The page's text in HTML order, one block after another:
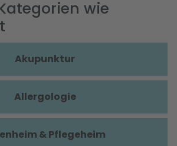
wie
Akupunktur
Allergologie
& Pflegeheim